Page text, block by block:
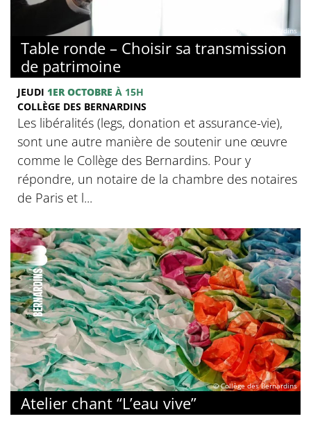
© Collège des Bernardins
Table ronde – Choisir sa transmission
de patrimoine
JEUDI 1ER OCTOBRE À 15H
COLLÈGE DES BERNARDINS
Les libéralités (legs, donation et assurance-vie),
sont une autre manière de soutenir une œuvre
comme le Collège des Bernardins. Pour y
répondre, un notaire de la chambre des notaires
de Paris et l...
© Collège des Bernardins
Atelier chant “L’eau vive”